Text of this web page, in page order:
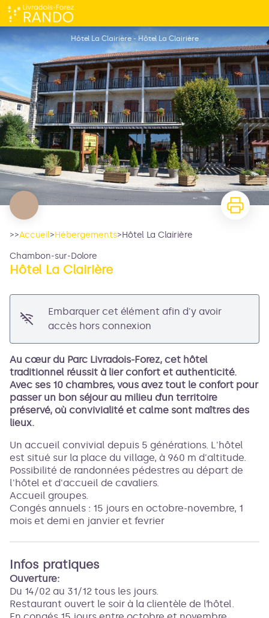
Hôtel La Clairière
Hôtel La Clairière - Hôtel La Clairière
>>Accueil>Hébergements>Hôtel La Clairière
Chambon-sur-Dolore
Hôtel La Clairière
Embarquer cet élément afin d'y avoir
accès hors connexion
Au cœur du Parc Livradois-Forez, cet hôtel
traditionnel réussit à lier confort et authenticité.
Avec ses 10 chambres, vous avez tout le confort pour
passer un bon séjour au milieu d’un territoire
préservé, où convivialité et calme sont maîtres des
lieux.
Un accueil convivial depuis 5 générations. L'hôtel
est situé sur la place du village, à 960 m d'altitude.
Possibilité de randonnées pédestres au départ de
l'hôtel et d'accueil de cavaliers.
Accueil groupes.
Congés annuels : 15 jours en octobre-novembre, 1
mois et demi en janvier et fevrier
Infos pratiques
Ouverture:
Du 14/02 au 31/12 tous les jours.
Restaurant ouvert le soir à la clientèle de l’hôtel.